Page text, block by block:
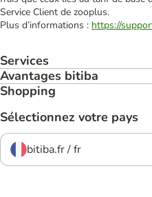
Service Client de zooplus.
Plus d’informations : https://
Services
Avantages bitiba
Shopping
Sélectionnez votre pays
bitiba.fr / fr